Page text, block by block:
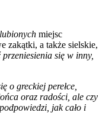
miejsc
zakątki, a także sielskie,
się w inny,
o greckiej perełce,
oraz radości, ale czy
jak cało i